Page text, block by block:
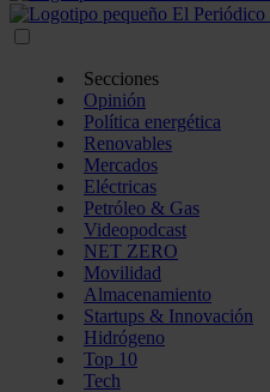
Secciones
Opinión
Política energética
Renovables
Mercados
Eléctricas
Petróleo & Gas
Videopodcast
NET ZERO
Movilidad
Almacenamiento
Startups & Innovación
Hidrógeno
Top 10
Tech